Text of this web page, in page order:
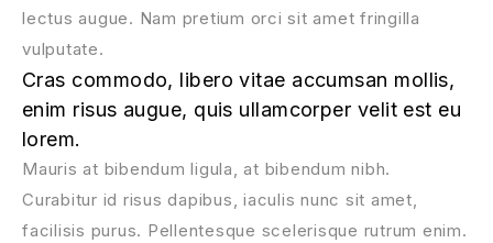
lectus augue. Nam pretium orci sit amet fringilla
vulputate.
Cras commodo, libero vitae accumsan mollis,
enim risus augue, quis ullamcorper velit est eu
lorem.
Mauris at bibendum ligula, at bibendum nibh.
Curabitur id risus dapibus, iaculis nunc sit amet,
facilisis purus. Pellentesque scelerisque rutrum enim.